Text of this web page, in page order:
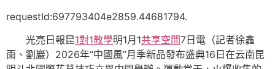
requestId:697793404e2859.44681794.
光亮日報昆1對1教學明1月1共享空間7日電（記者徐鑫
雨、劉巖）2026年“中國風”月季新品發布盛典16日在云南昆